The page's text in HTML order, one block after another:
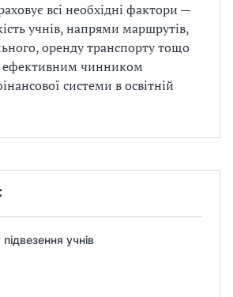
всі необхідні фактори —
учнів, напрями маршрутів,
оренду транспорту тощо
чинником
системи в освітній
учнів